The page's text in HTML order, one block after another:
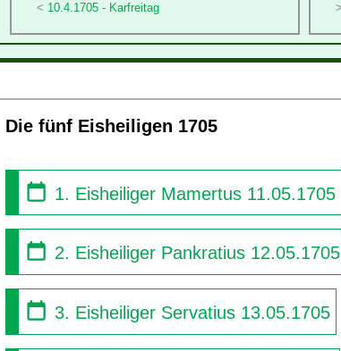
10.4.1705 - Karfreitag
Die fünf Eisheiligen 1705
1. Eisheiliger Mamertus 11.05.1705
2. Eisheiliger Pankratius 12.05.1705
3. Eisheiliger Servatius 13.05.1705